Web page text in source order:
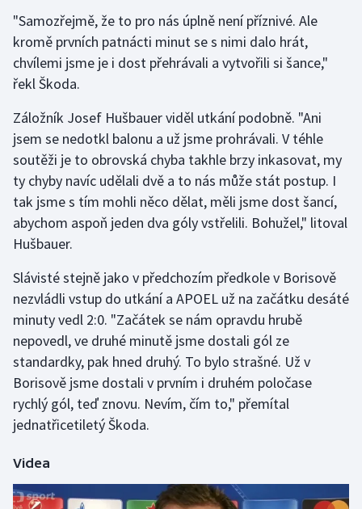
Florbal
Futsal
Golf
Gymnastika
Házená
Jezdectví
Judo
Krasobruslení
Lezení
Lyže a snowboard
Moderní pětiboj
Motorsport
Olympijské hry
"Samozřejmě, že to pro nás úplně není příznivé. Ale
kromě prvních patnácti minut se s nimi dalo hrát,
chvílemi jsme je i dost přehrávali a vytvořili si šance,"
řekl Škoda.
Záložník Josef Hušbauer viděl utkání podobně. "Ani
jsem se nedotkl balonu a už jsme prohrávali. V téhle
soutěži je to obrovská chyba takhle brzy inkasovat, my
ty chyby navíc udělali dvě a to nás může stát postup. I
tak jsme s tím mohli něco dělat, měli jsme dost šancí,
abychom aspoň jeden dva góly vstřelili. Bohužel," litoval
Hušbauer.
Slávisté stejně jako v předchozím předkole v Borisově
nezvládli vstup do utkání a APOEL už na začátku desáté
minuty vedl 2:0. "Začátek se nám opravdu hrubě
nepovedl, ve druhé minutě jsme dostali gól ze
standardky, pak hned druhý. To bylo strašné. Už v
Borisově jsme dostali v prvním i druhém poločase
rychlý gól, teď znovu. Nevím, čím to," přemítal
jednatřicetiletý Škoda.
Videa